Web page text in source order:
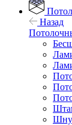
Назад